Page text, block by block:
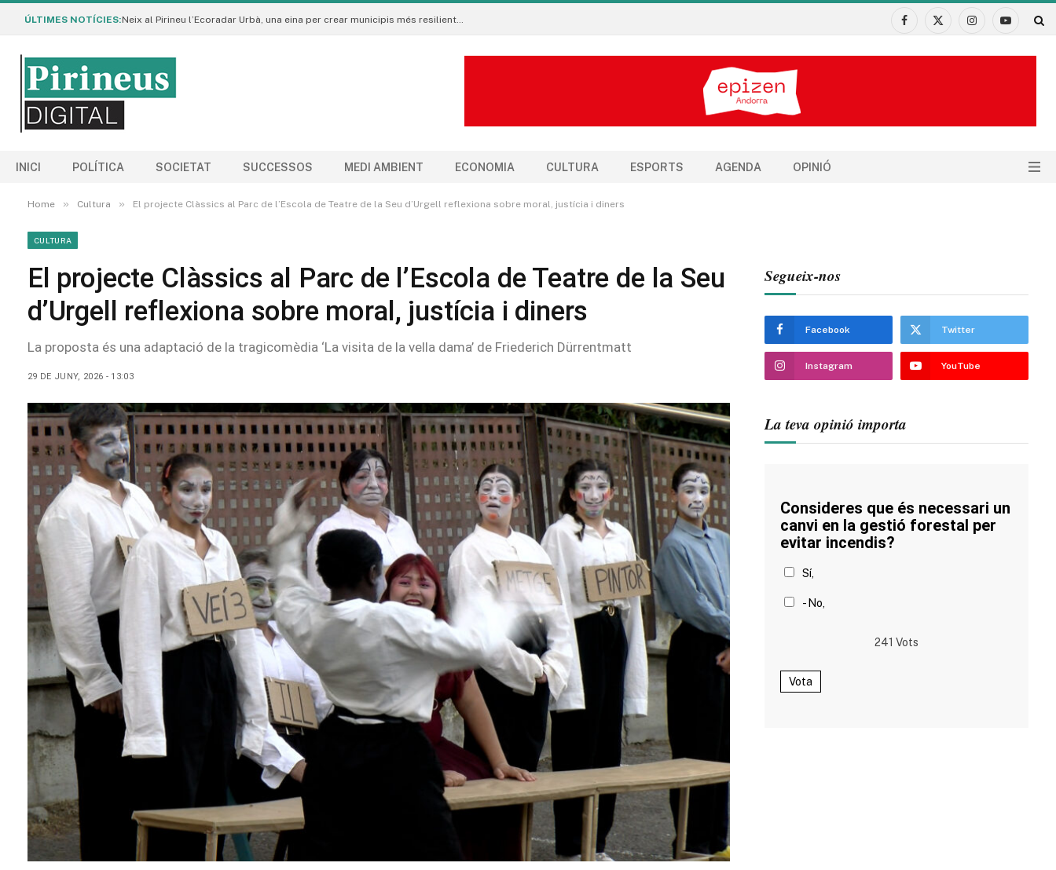
ÚLTIMES NOTÍCIES: Neix al Pirineu l’Ecoradar Urbà, una eina per crear municipis més resilients al canvi climàtic
Facebook
X
InstagramYouTube
INICI POLÍTICA SOCIETAT SUCCESSOS MEDI AMBIENT ECONOMIA CULTURA ESPORTS AGENDA OPINIÓ
Home » Cultura » El projecte Clàssics al Parc de l’Escola de Teatre de la Seu d’Urgell reflexiona sobre moral, justícia i diners
CULTURA
El projecte Clàssics al Parc de l’Escola de Teatre de la Seu
d’Urgell reflexiona sobre moral, justícia i diners
La proposta és una adaptació de la tragicomèdia ‘La visita de la vella dama’ de Friederich Dürrentmatt
29 DE JUNY, 2026 - 13:03
Segueix-nos
Facebook Twitter
Instagram YouTube
La teva opinió importa
Consideres que és necessari un
canvi en la gestió forestal per
evitar incendis?
Sí,
- No,
241 Vots
Vota